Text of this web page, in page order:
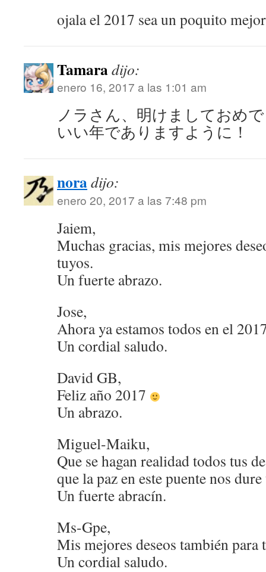
ojala el 2017 sea un poquito
Tamaradijo:
enero 16, 2017 a las 1:01 am
ノラさん、明けましておめ
いい年でありますように！
noradijo:
enero 20, 2017 a las 7:48 pm
Jaiem,
Muchas gracias, mis mejores
tuyos.
Un fuerte abrazo.
Jose,
Ahora ya estamos todos en el
Un cordial saludo.
David GB,
Feliz año 2017
Un abrazo.
Miguel-Maiku,
Que se hagan realidad todos tus
que la paz en este puente nos
Un fuerte abracín.
Ms-Gpe,
Mis mejores deseos también para
Un cordial saludo.